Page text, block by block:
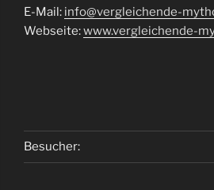
E-Mail: info@vergleichende-
Webseite:www.vergleichende-
Besucher: